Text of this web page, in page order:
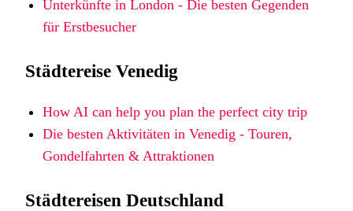
Unterkünfte in London - Die besten Gegenden
für Erstbesucher
Städtereise Venedig
How AI can help you plan the perfect city trip
Die besten Aktivitäten in Venedig - Touren,
Gondelfahrten & Attraktionen
Städtereisen Deutschland